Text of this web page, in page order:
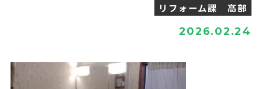
リフォーム課 高部
2026.02.24